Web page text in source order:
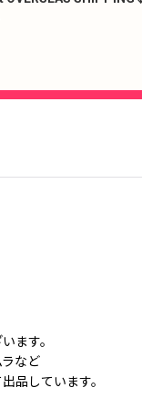
ます。
など
品しています。